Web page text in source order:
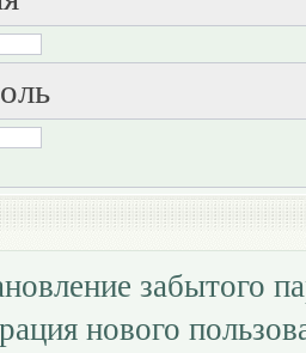
забытого
нового